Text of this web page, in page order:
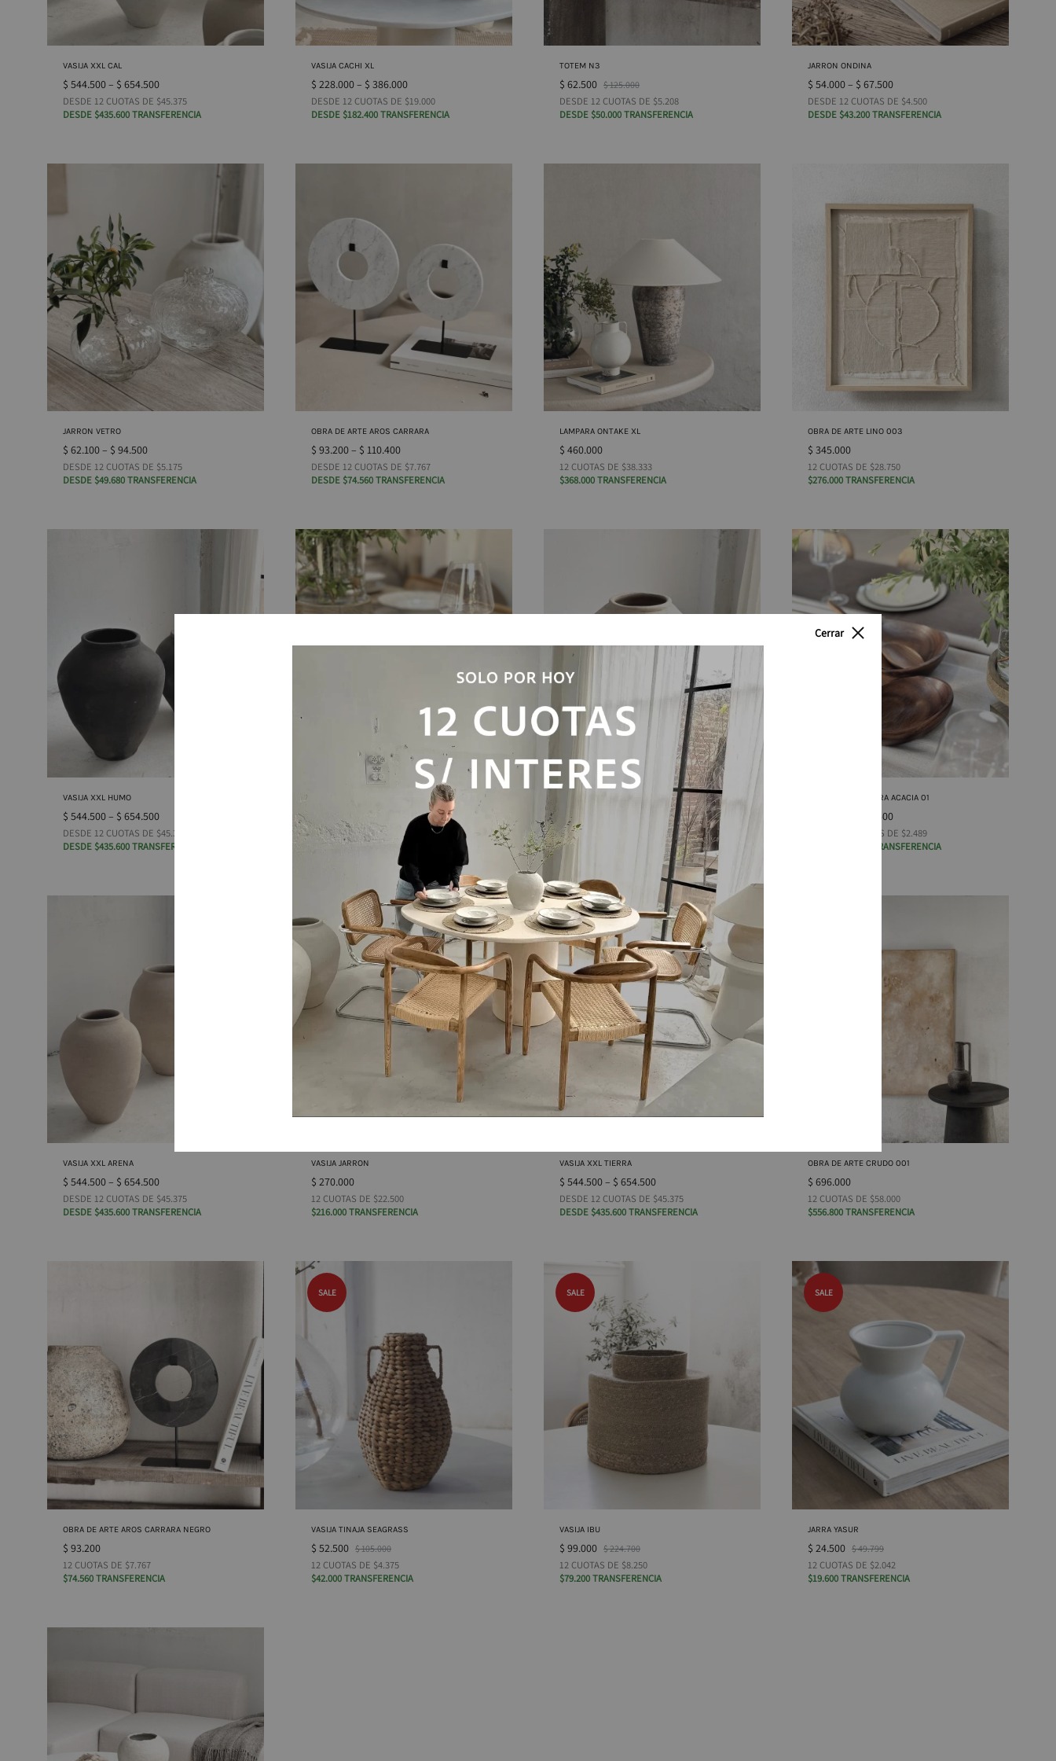
VASIJA XXL CAL
$ 544.500– $ 654.500
DESDE 12 CUOTAS DE $45.375
DESDE $435.600 TRANSFERENCIA
VASIJA CACHI XL
$ 228.000– $ 386.000
DESDE 12 CUOTAS DE $19.000
DESDE $182.400 TRANSFERENCIA
TOTEM N3
$ 62.500 $125.000
DESDE 12 CUOTAS DE $5.208
DESDE $50.000 TRANSFERENCIA
JARRON ONDINA
$ 54.000– $ 67.500
DESDE 12 CUOTAS DE $4.500
DESDE $43.200 TRANSFERENCIA
JARRON VETRO
$ 62.100– $ 94.500
DESDE 12 CUOTAS DE $5.175
DESDE $49.680 TRANSFERENCIA
OBRA DE ARTE AROS CARRARA
$ 93.200– $ 110.400
DESDE 12 CUOTAS DE $7.767
DESDE $74.560 TRANSFERENCIA
LAMPARA ONTAKE XL
$ 460.000
12 CUOTAS DE $38.333
$368.000 TRANSFERENCIA
OBRA DE ARTE LINO 003
$ 345.000
12 CUOTAS DE $28.750
$276.000 TRANSFERENCIA
VASIJA XXL HUMO
$ 544.500– $ 654.500
DESDE 12 CUOTAS DE $45.375
DESDE $435.600 TRANSFERENCIA
CUENCO EN MADERA ACACIA 02
12 CUOTAS DE $4.450
$42.720 TRANSFERENCIA
654.500
DESDE 12 CUOTAS DE $54.542
DESDE $523.600 TRANSFERENCIA
CUENCO EN MADERA ACACIA 01
59.400
DESDE 12 CUOTAS DE $2.489
DESDE $23.896 TRANSFERENCIA
VASIJA XXL ARENA
$ 544.500– $ 654.500
DESDE 12 CUOTAS DE $45.375
DESDE $435.600 TRANSFERENCIA
AGOTADO
VASIJA JARRON
$ 270.000
12 CUOTAS DE $22.500
$216.000 TRANSFERENCIA
VASIJA XXL TIERRA
$ 544.500– $ 654.500
DESDE 12 CUOTAS DE $45.375
DESDE $435.600 TRANSFERENCIA
OBRA DE ARTE CRUDO 001
$ 696.000
12 CUOTAS DE $58.000
$556.800 TRANSFERENCIA
OBRA DE ARTE AROS CARRARA NEGRO
$ 93.200
12 CUOTAS DE $7.767
$74.560 TRANSFERENCIA
SALE
VASIJA TINAJA SEAGRASS
$ 52.500 $105.000
12 CUOTAS DE $4.375
$42.000 TRANSFERENCIA
SALE
VASIJA IBU
$ 99.000 $224.700
12 CUOTAS DE $8.250
$79.200 TRANSFERENCIA
SALE
JARRA YASUR
$ 24.500 $49.799
12 CUOTAS DE $2.042
$19.600 TRANSFERENCIA
Cerrar